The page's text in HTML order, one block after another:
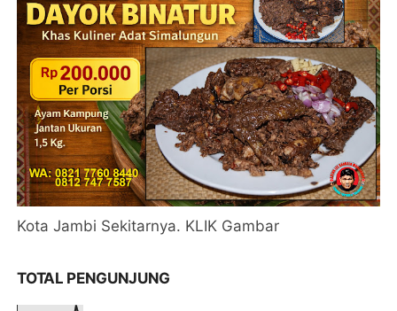
Kota Jambi Sekitarnya. KLIK Gambar
TOTAL PENGUNJUNG